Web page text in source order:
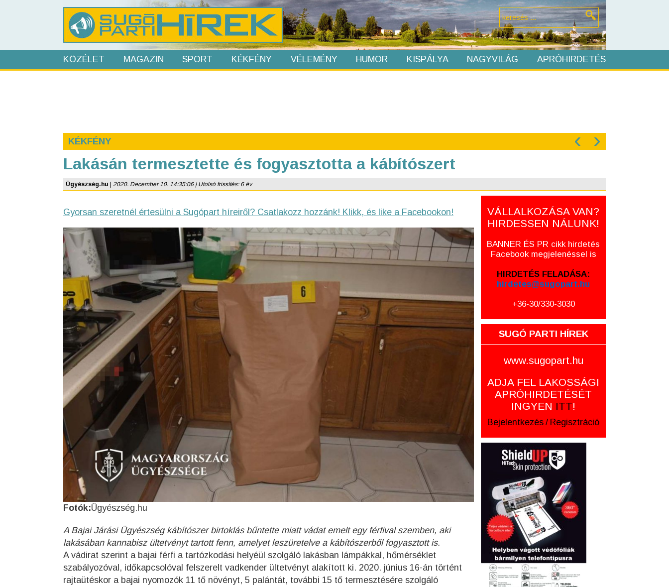
KÖZÉLET MAGAZIN SPORT KÉKFÉNY VÉLEMÉNY HUMOR KISPÁLYA NAGYVILÁG APRÓHIRDETÉS
KÉKFÉNY ‹ ›
Lakásán termesztette és fogyasztotta a kábítószert
Ügyészség.hu 2020. December 10. 14:35:06 | Utolsó frissítés: 6 év
Gyorsan szeretnél értesülni a Sugópart híreiről? Csatlakozz hozzánk! Klikk, és like a Facebookon!
Fotók:Ügyészség.hu
A Bajai Járási Ügyészség kábítószer birtoklás bűntette miatt vádat emelt egy férfival szemben, aki
lakásában kannabisz ültetvényt tartott fenn, amelyet leszüretelve a kábítószerből fogyasztott is.
A vádirat szerint a bajai férfi a tartózkodási helyéül szolgáló lakásban lámpákkal, hőmérséklet
szabályozóval, időkapcsolóval felszerelt vadkender ültetvényt alakított ki. 2020. június 16-án történt
rajtaütéskor a bajai nyomozók 11 tő növényt, 5 palántát, további 15 tő termesztésére szolgáló
VÁLLALKOZÁSA VAN?
HIRDESSEN NÁLUNK!
BANNER ÉS PR cikk hirdetés
Facebook megjelenéssel is
HIRDETÉS FELADÁSA:
hirdetes@sugopart.hu
+36-30/330-3030
SUGÓ PARTI HÍREK
www.sugopart.hu
ADJA FEL LAKOSSÁGI
APRÓHIRDETÉSÉT
INGYEN ITT!
Bejelentkezés / Regisztráció